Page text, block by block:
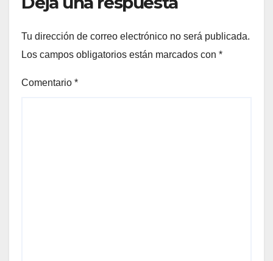
Tu dirección de correo electrónico no será publicada.
Los campos obligatorios están marcados con *
Comentario *